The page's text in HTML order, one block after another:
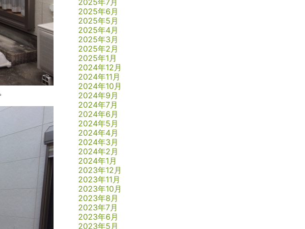
2025年7月
2025年6月
2025年5月
2025年4月
2025年3月
2025年2月
2025年1月
2024年12月
2024年11月
2024年10月
2024年9月
2024年7月
2024年6月
2024年5月
2024年4月
2024年3月
2024年2月
2024年1月
2023年12月
2023年11月
2023年10月
2023年8月
2023年7月
2023年6月
2023年5月